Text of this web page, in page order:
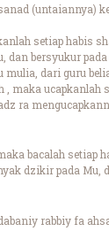
(untaiannya)
setiap habis
bersyukur pada
dari guru
maka ucapkanlah
ra
bacalah
dzikir pada
rabbiy fa